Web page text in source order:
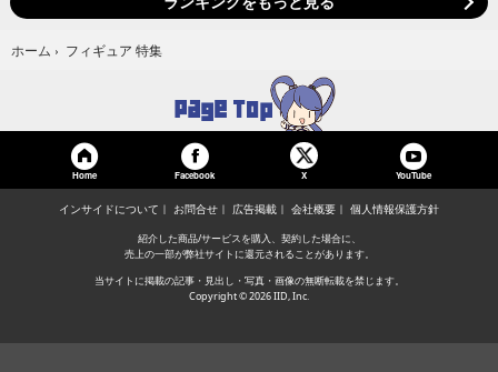
ホーム › フィギュア 特集
Home Facebook X YouTube
インサイドについて お問合せ 広告掲載 会社概要 個人情報保護方針
紹介した商品/サービスを購入、契約した場合に、
売上の一部が弊社サイトに還元されることがあります。
当サイトに掲載の記事・見出し・写真・画像の無断転載を禁じます。
Copyright © 2026 IID, Inc.